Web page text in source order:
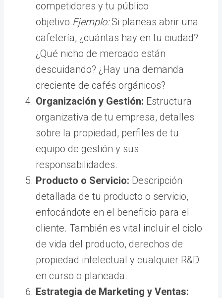
competidores y tu público
objetivo.Ejemplo:Si planeas abrir una
cafetería, ¿cuántas hay en tu ciudad?
¿Qué nicho de mercado están
descuidando? ¿Hay una demanda
creciente de cafés orgánicos?
Organización y Gestión: Estructura
organizativa de tu empresa, detalles
sobre la propiedad, perfiles de tu
equipo de gestión y sus
responsabilidades.
Producto o Servicio: Descripción
detallada de tu producto o servicio,
enfocándote en el beneficio para el
cliente. También es vital incluir el ciclo
de vida del producto, derechos de
propiedad intelectual y cualquier R&D
en curso o planeada.
Estrategia de Marketing y Ventas: